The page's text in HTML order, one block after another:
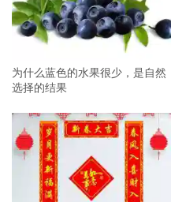
为什么蓝色的水果很少，是自然
选择的结果